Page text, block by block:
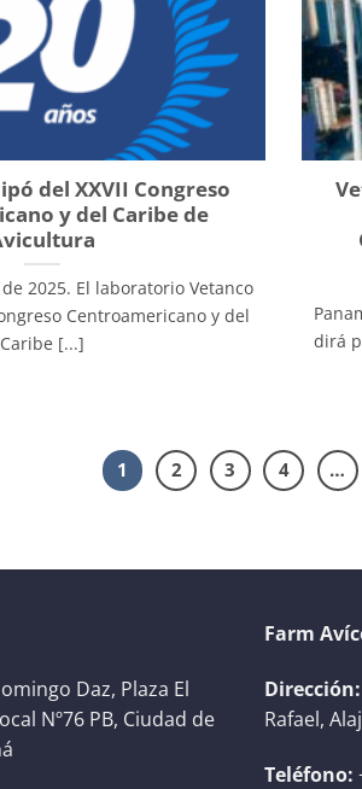
del XXVII Congreso
y del Caribe de
2025. El laboratorio Vetanco
Centroamericano y del
Caribe [...]
dirá
1 2 3 4 …
Daz, Plaza El
Nº76 PB, Ciudad de
Farm
Dirección:
Rafael,
Teléfono: